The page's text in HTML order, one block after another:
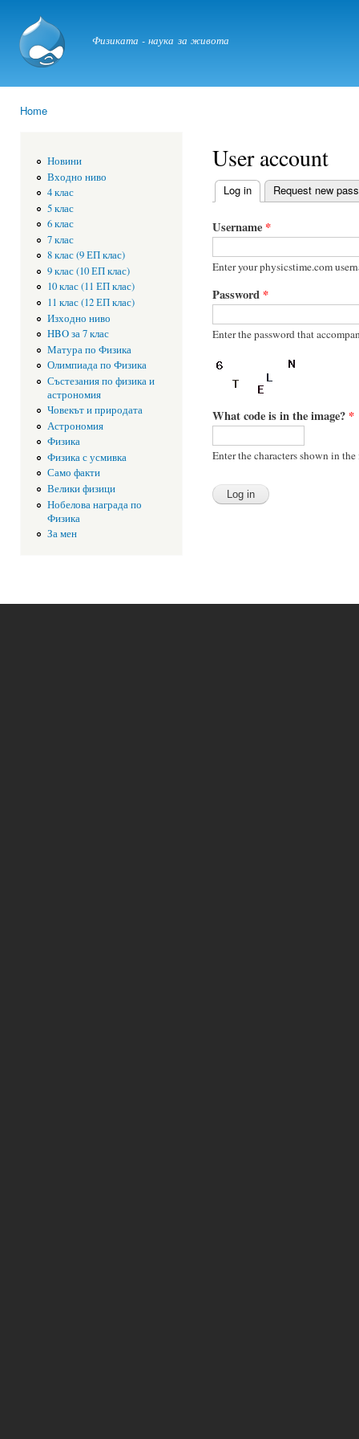
physicstime.com
Физиката - наука за живота
Home
Новини
Входно ниво
4 клас
5 клас
6 клас
7 клас
8 клас (9 ЕП клас)
9 клас (10 ЕП клас)
10 клас (11 ЕП клас)
11 клас (12 ЕП клас)
Изходно ниво
HBO за 7 клас
Матура по Физика
Олимпиада по Физика
Състезания по физика и
астрономия
Човекът и природата
Астрономия
Физика
Физика с усмивка
Само факти
Велики физици
Нобелова награда по
Физика
За мен
User account
Primary tabs
Log in(active tab)
Request new
Username *
Enter your physicstime.com
Password *
Enter the password that
What code is in the image? *
Enter the characters shown in the